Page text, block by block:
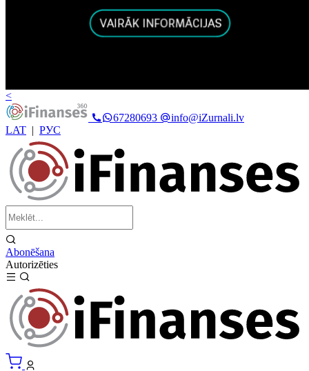
<
67280693
info@iZurnali.lv
LAT | РУС
Abonēšana
Autorizēties